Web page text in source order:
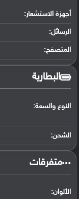
أجهزة الاستشعار:
الرسائل:
المتصفح:
البطارية
النوع والسعة:
الشحن:
‏متفرقات‏
الألوان: